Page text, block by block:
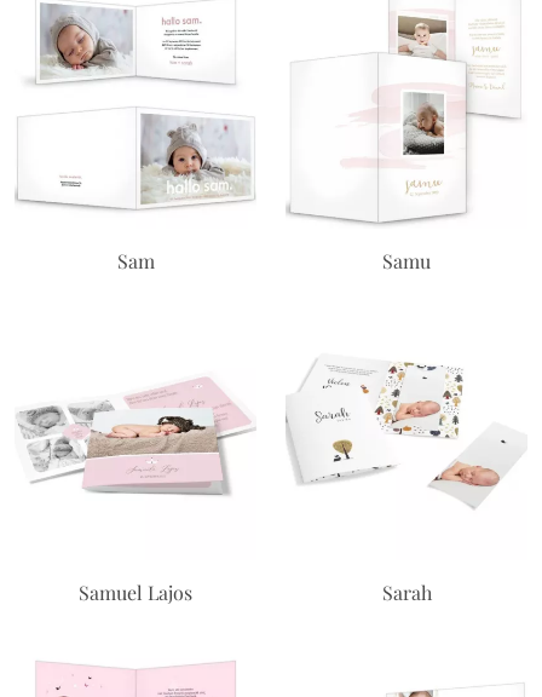
Sam Samu
Samuel Lajos Sarah